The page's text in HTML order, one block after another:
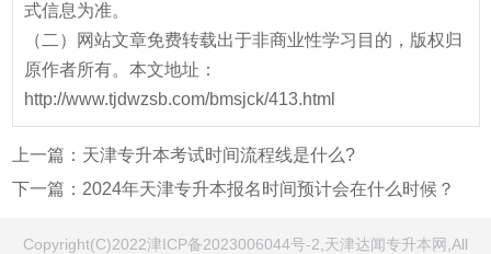
式信息为准。
（二）网站文章免费转载出于非商业性学习目的，版权归
原作者所有。本文地址：
http://www.tjdwzsb.com/bmsjck/413.html
上一篇： 天津专升本考试时间流程线是什么?
下一篇： 2024年天津专升本报名时间预计会在什么时候？
Copyright(C)2022津ICP备2023006044号-2,天津达闻专升本网,All